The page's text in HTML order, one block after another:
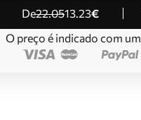
de22.0513.23€
O preço é indicado com um